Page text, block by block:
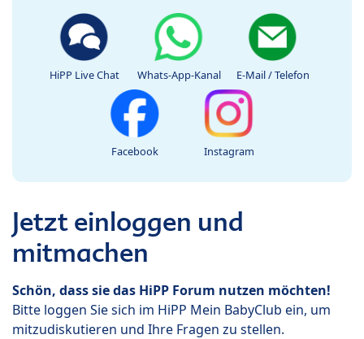
HiPP Live Chat Whats-App-Kanal E-Mail / Telefon
Facebook Instagram
Jetzt einloggen und
mitmachen
Schön, dass sie das HiPP Forum nutzen möchten!
Bitte loggen Sie sich im HiPP Mein BabyClub ein, um
mitzudiskutieren und Ihre Fragen zu stellen.